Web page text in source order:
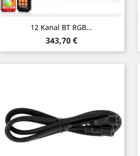
12 Kanal BT RGB...
Preis
343,70 €
Vorschau